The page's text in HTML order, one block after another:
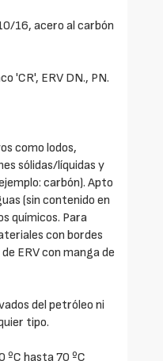
16, acero al carbón
'CR', ERV DN., PN.
como lodos,
sólidas/líquidas y
carbón). Apto
(sin contenido en
químicos. Para
con bordes
ERV con manga de
del petróleo ni
tipo.
hasta 70 ºC